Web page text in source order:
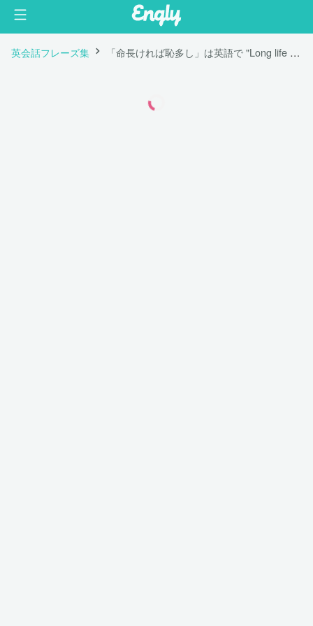
英会話フレーズ集 「命長ければ恥多し」は英語で "Long life has long misery."